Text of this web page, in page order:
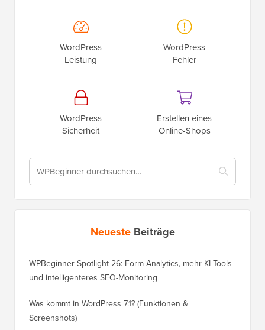
WordPress
Leistung
WordPress
Fehler
WordPress
Sicherheit
Erstellen eines
Online-Shops
Neueste Beiträge
WPBeginner Spotlight 26: Form Analytics, mehr KI-Tools
und intelligenteres SEO-Monitoring
Was kommt in WordPress 7.1? (Funktionen &
Screenshots)